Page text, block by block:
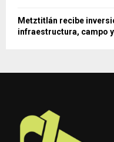
Metztitlán recibe
infraestructura, campo